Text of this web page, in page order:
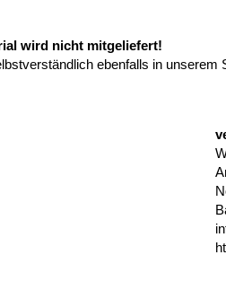
wird nicht mitgeliefert!
ebenfalls in unserem